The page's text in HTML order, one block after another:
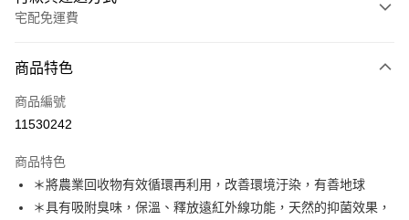
宅配免運費
全家線上支付
運送方式
本島宅配-活動商品
免運費
離島宅配-常溫商品
商品特色
商品編號
11530242
商品特色
＊將農業回收物有效循環再利用，改善環境汙染，有善地球
＊具有吸附臭味，保溫、釋放遠紅外線功能，天然的抑菌效果，